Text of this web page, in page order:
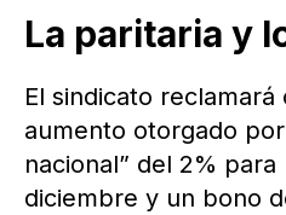
La paritaria y
El sindicato
aumento otorgado
nacional” del 2%
diciembre y un bono